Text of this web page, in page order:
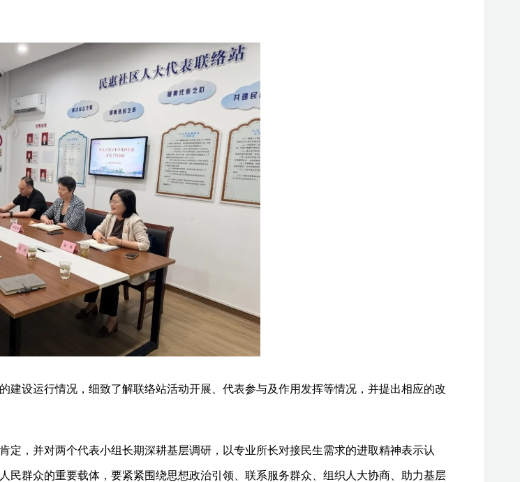
建设运行情况，细致了解联络站活动开展、代表参与及作用发挥等情况，并提出相应的改
定，并对两个代表小组长期深耕基层调研，以专业所长对接民生需求的进取精神表示认
群众的重要载体，要紧紧围绕思想政治引领、联系服务群众、组织人大协商、助力基层